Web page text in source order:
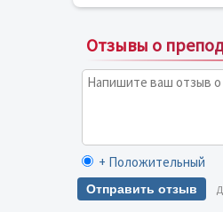
Отзывы о
+ Положительный
Отправить отзыв